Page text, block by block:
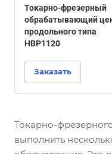
фрезерные
обрабатывающие
с ЧПУ по металлу
Токарно-фрезерный
обрабатывающий
продольного типа
HBP1120
Заказать
Токарно-
выполнить